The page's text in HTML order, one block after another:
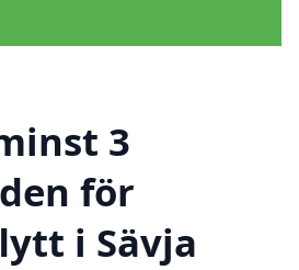
3
för
i Sävja